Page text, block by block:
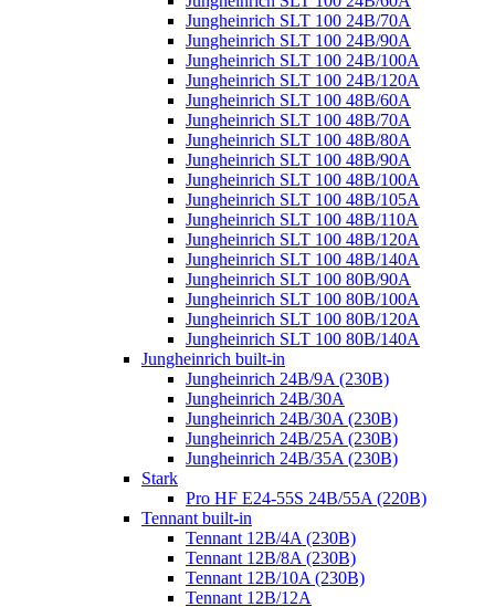
Jungheinrich SLT 100 24B/70A
Jungheinrich SLT 100 24B/90A
Jungheinrich SLT 100 24B/100A
Jungheinrich SLT 100 24B/120A
Jungheinrich SLT 100 48B/60A
Jungheinrich SLT 100 48B/70A
Jungheinrich SLT 100 48B/80A
Jungheinrich SLT 100 48B/90A
Jungheinrich SLT 100 48B/100A
Jungheinrich SLT 100 48B/105A
Jungheinrich SLT 100 48B/110A
Jungheinrich SLT 100 48B/120A
Jungheinrich SLT 100 48B/140A
Jungheinrich SLT 100 80B/90A
Jungheinrich SLT 100 80B/100A
Jungheinrich SLT 100 80B/120A
Jungheinrich SLT 100 80B/140A
Jungheinrich built-in
Jungheinrich 24B/9A (230B)
Jungheinrich 24B/30A
Jungheinrich 24B/30A (230B)
Jungheinrich 24B/25A (230B)
Jungheinrich 24B/35A (230B)
Stark
Pro HF E24-55S 24B/55A (220B)
Tennant built-in
Tennant 12B/4A (230B)
Tennant 12B/8A (230B)
Tennant 12B/10A (230B)
Tennant 12B/12A